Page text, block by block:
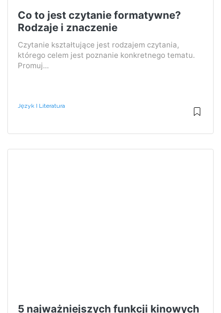
Co to jest czytanie formatywne?
Rodzaje i znaczenie
Czytanie kształtujące jest rodzajem czytania,
którego celem jest poznanie konkretnego tematu.
Promuj...
Język I Literatura
5 najważniejszych funkcji kinowych